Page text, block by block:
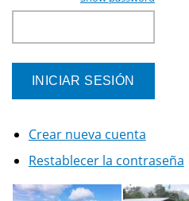
Crear nueva cuenta
Restablecer la contraseña